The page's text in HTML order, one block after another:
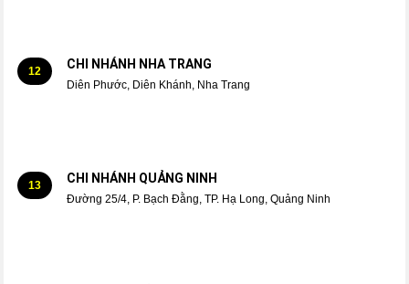
12 CHI NHÁNH NHA TRANG
Diên Phước, Diên Khánh, Nha Trang
13 CHI NHÁNH QUẢNG NINH
Đường 25/4, P. Bạch Đằng, TP. Hạ Long, Quảng Ninh